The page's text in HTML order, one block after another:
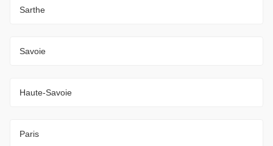
Sarthe
Savoie
Haute-Savoie
Paris